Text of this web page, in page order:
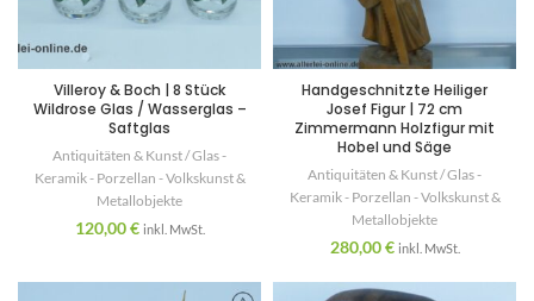
Villeroy & Boch | 8 Stück
Wildrose Glas / Wasserglas –
Saftglas
Antiquitäten & Kunst / Glas -
Keramik - Porzellan - Volkskunst &
Metallobjekte
120,00€ inkl. MwSt.
Handgeschnitzte Heiliger
Josef Figur | 72 cm
Zimmermann Holzfigur mit
Hobel und Säge
Antiquitäten & Kunst / Glas -
Keramik - Porzellan - Volkskunst &
Metallobjekte
280,00€ inkl. MwSt.